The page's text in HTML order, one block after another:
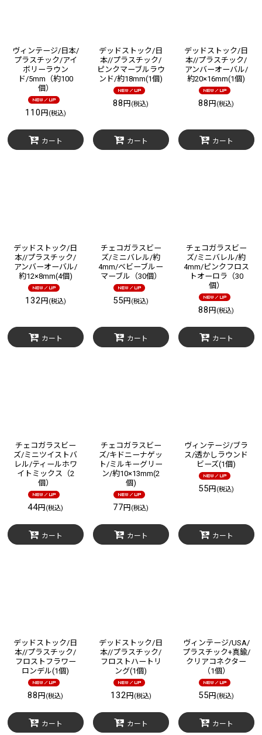
ヴィンテージ/日本/
プラスチック/アイ
ボリーラウン
ド/5mm（約100
個）
110 円 (税込)
カート
デッドストック/日
本//プラスチック/
ピンクマーブルラウ
ンド/約18mm(1個)
88円 (税込)
カート
デッドストック/日
本//プラスチック/
アンバーオーバル/
約20×16mm(1個)
88円 (税込)
カート
デッドストック/日
本//プラスチック/
アンバーオーバル/
約12×8mm(4個)
132 円 (税込)
カート
チェコガラスビー
ズ/ミニバレル/約
4mm/ベビーブルー
マーブル（30個）
55円 (税込)
カート
チェコガラスビー
ズ/ミニバレル/約
4mm/ピンクフロス
トオーロラ（30
個）
88円 (税込)
カート
チェコガラスビー
ズ/ミニツイストバ
レル/ティールホワ
イトミックス（2
個）
44円 (税込)
カート
チェコガラスビー
ズ/キドニーナゲッ
ト/ミルキーグリー
ン/約10×13mm(2
個)
77円 (税込)
カート
ヴィンテージ/ブラ
ス/透かしラウンド
ビーズ(1個)
55円 (税込)
カート
デッドストック/日
本//プラスチック/
フロストフラワー
ロンデル(1個)
88円 (税込)
カート
デッドストック/日
本//プラスチック/
フロストハートリ
ング(1個)
132 円 (税込)
カート
ヴィンテージ/USA/
プラスチック+真鍮/
クリアコネクター
（1個）
55円 (税込)
カート